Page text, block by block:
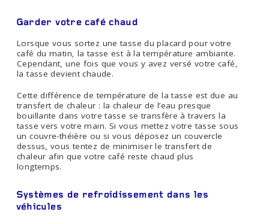
Garder votre café chaud
Lorsque vous sortez une tasse du placard pour votre
café du matin, la tasse est à la température ambiante.
Cependant, une fois que vous y avez versé votre café,
la tasse devient chaude.
Cette différence de température de la tasse est due au
transfert de chaleur : la chaleur de l’eau presque
bouillante dans votre tasse se transfère à travers la
tasse vers votre main. Si vous mettez votre tasse sous
un couvre-théière ou si vous déposez un couvercle
dessus, vous tentez de minimiser le transfert de
chaleur afin que votre café reste chaud plus
longtemps.
Systèmes de refroidissement dans les
véhicules